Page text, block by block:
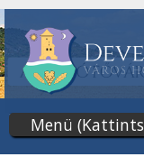
Menü